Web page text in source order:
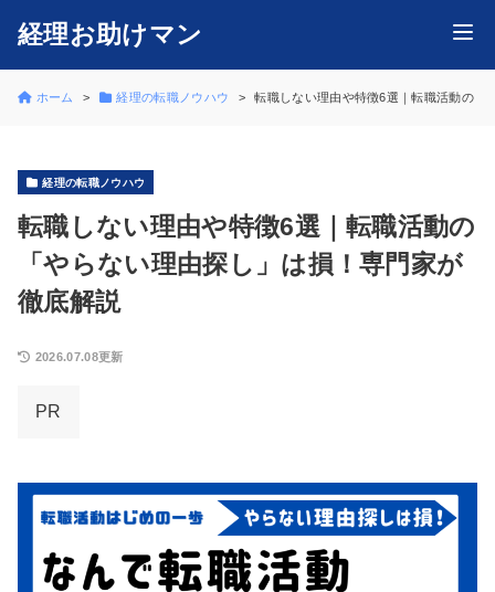
経理お助けマン
ホーム 経理の転職ノウハウ 転職しない理由や特徴6選｜転職活動の「
経理の転職ノウハウ
転職しない理由や特徴6選｜転職活動の
「やらない理由探し」は損！専門家が
徹底解説
2026.07.08更新
PR